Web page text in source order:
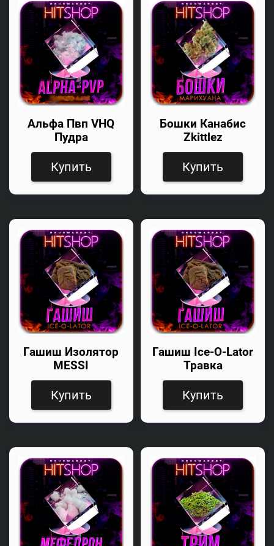
Альфа Пвп VHQ
Пудра
Купить
Бошки Канабис
Zkittlez
Купить
Гашиш Изолятор
MESSI
Купить
Гашиш Ice-O-Lator
Травка
Купить